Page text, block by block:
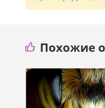
Похожие